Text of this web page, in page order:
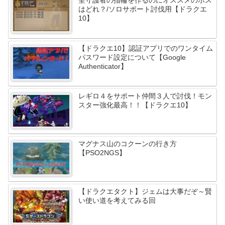
はどれ？/ソロサポート討伐用【ドラクエ
10】
【ドラクエ10】認証アプリでのワンタイム
パスワード設定について【Google
Authenticator】
レギロ４をサポート仲間３人で討伐！モン
スター強化最高！！【ドラクエ10】
マグナス山のコクーンの行き方
【PSO2NGS】
【ドラクエタクト】ジェムは大事だぞ～賢
い使い道を考えてみる回